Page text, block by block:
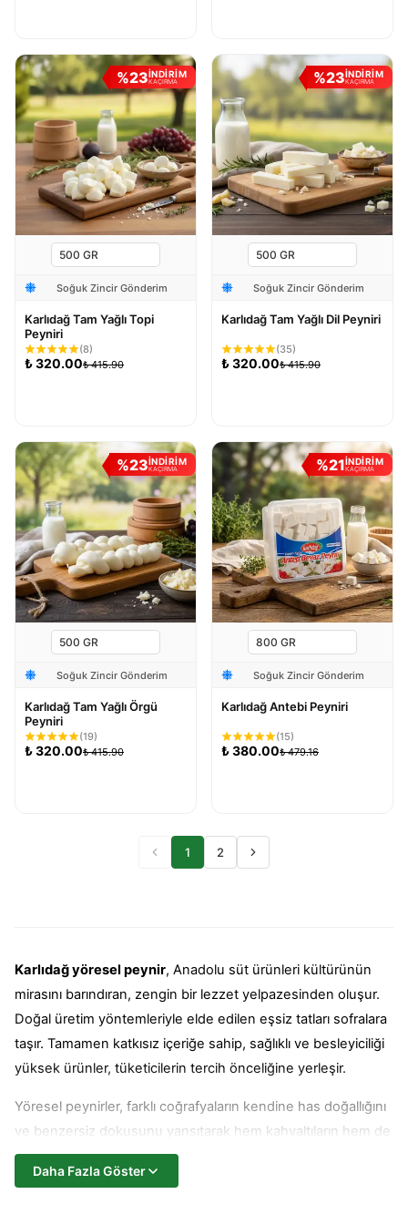
%23İNDİRİM
KAÇIRMA
Soğuk Zincir Gönderim
Karlıdağ Tam Yağlı Topi
Peyniri
(8)
₺320.00₺ 415.90
%23İNDİRİM
KAÇIRMA
Soğuk Zincir Gönderim
Karlıdağ Tam Yağlı Dil Peyniri
(35)
₺320.00₺ 415.90
%23İNDİRİM
KAÇIRMA
Soğuk Zincir Gönderim
Karlıdağ Tam Yağlı Örgü
Peyniri
(19)
₺320.00₺ 415.90
%21İNDİRİM
KAÇIRMA
Soğuk Zincir Gönderim
Karlıdağ Antebi Peyniri
(15)
₺380.00₺ 479.16
1 2
Karlıdağ yöresel peynir, Anadolu süt ürünleri kültürünün
mirasını barındıran, zengin bir lezzet yelpazesinden oluşur.
Doğal üretim yöntemleriyle elde edilen eşsiz tatları sofralara
taşır. Tamamen katkısız içeriğe sahip, sağlıklı ve besleyiciliği
yüksek ürünler, tüketicilerin tercih önceliğine yerleşir.
Yöresel peynirler, farklı coğrafyaların kendine has doğallığını
ve benzersiz dokusunu yansıtarak hem kahvaltıların hem de
yemeklerin vazgeçilmezi olur. Aroması ve kıvamıyla
mutfaklara gurme dokunuşlar getirir.
Daha Fazla Göster